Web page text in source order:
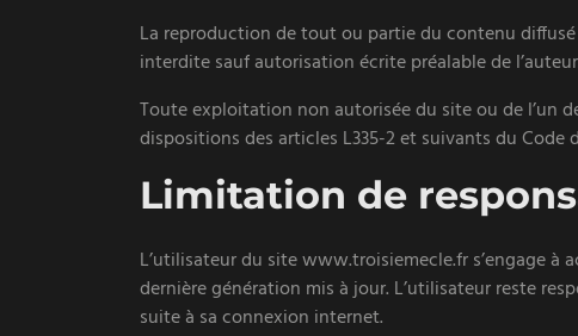
La reproduction de tout ou partie du contenu
interdite sauf autorisation écrite préalable de
Toute exploitation non autorisée du site ou de l’un
dispositions des articles L335-2 et suivants du Code
Limitation de
L’utilisateur du site www.troisiemecle.fr s’engage
dernière génération mis à jour. L’utilisateur reste
suite à sa connexion internet.